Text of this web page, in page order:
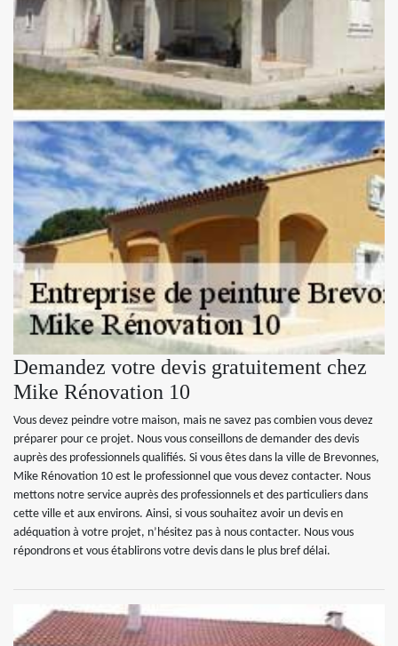
Demandez votre devis gratuitement chez
Mike Rénovation 10
Vous devez peindre votre maison, mais ne savez pas combien vous devez
préparer pour ce projet. Nous vous conseillons de demander des devis
auprès des professionnels qualifiés. Si vous êtes dans la ville de Brevonnes,
Mike Rénovation 10 est le professionnel que vous devez contacter. Nous
mettons notre service auprès des professionnels et des particuliers dans
cette ville et aux environs. Ainsi, si vous souhaitez avoir un devis en
adéquation à votre projet, n’hésitez pas à nous contacter. Nous vous
répondrons et vous établirons votre devis dans le plus bref délai.